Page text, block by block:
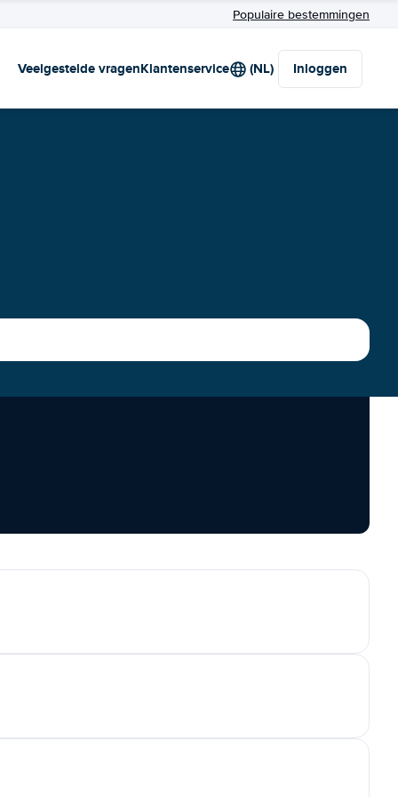
Populaire bestemmingen
Veelgestelde vragenKlantenservice (NL) Inloggen